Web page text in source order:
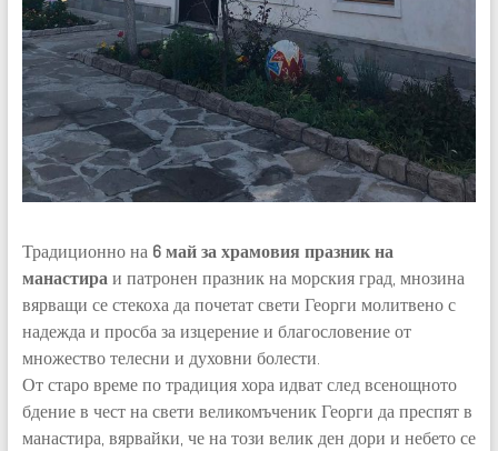
Традиционно на 6 май за храмовия празник на
манастираи патронен празник на морския град, мнозина
вярващи се стекоха да почетат свети Георги молитвено с
надежда и просба за изцерение и благословение от
множество телесни и духовни болести.
От старо време по традиция хора идват след всенощното
бдение в чест на свети великомъченик Георги да преспят в
манастира, вярвайки, че на този велик ден дори и небето се